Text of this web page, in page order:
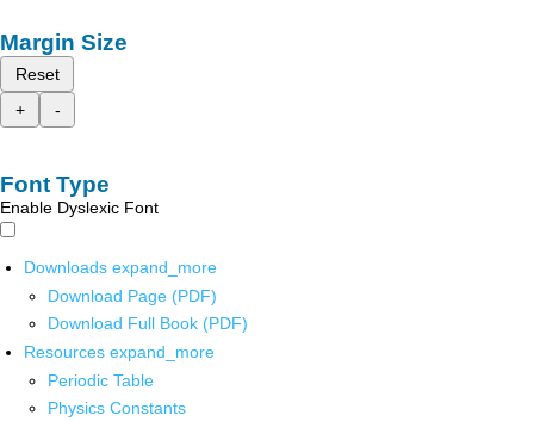
Margin Size
Reset
+
-
Font Type
Enable Dyslexic Font
Downloads expand_more
Download Page (PDF)
Download Full Book (PDF)
Resources expand_more
Periodic Table
Physics Constants